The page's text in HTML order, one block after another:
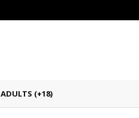
ADULTS (+18)